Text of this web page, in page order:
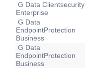
G Data Clientsecurity
Enterprise
G Data
EndpointProtection
Business
G Data
EndpointProtection
Business